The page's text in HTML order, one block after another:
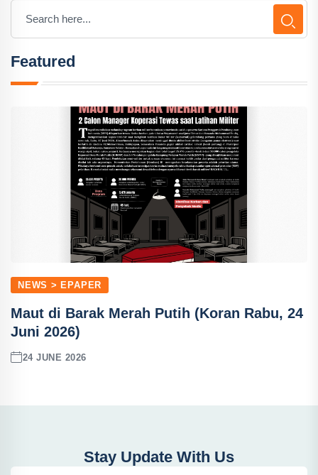
Featured
NEWS > EPAPER
Maut di Barak Merah Putih (Koran Rabu, 24
Juni 2026)
24 JUNE 2026
Stay Update With Us